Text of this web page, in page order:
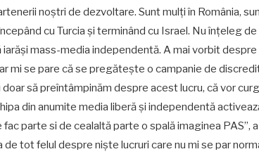
noștri de dezvoltare. Sunt mulți în România,
cu Turcia și terminând cu Israel. Nu înțeleg
mass-media independentă. A mai vorbit
mi se pare că se pregătește o campanie de
să preîntâmpinăm despre acest lucru, că vor
din anumite media liberă și independentă
parte si de cealaltă parte o spală imaginea PAS”,
de tot felul despre niște lucruri care nu mi se par